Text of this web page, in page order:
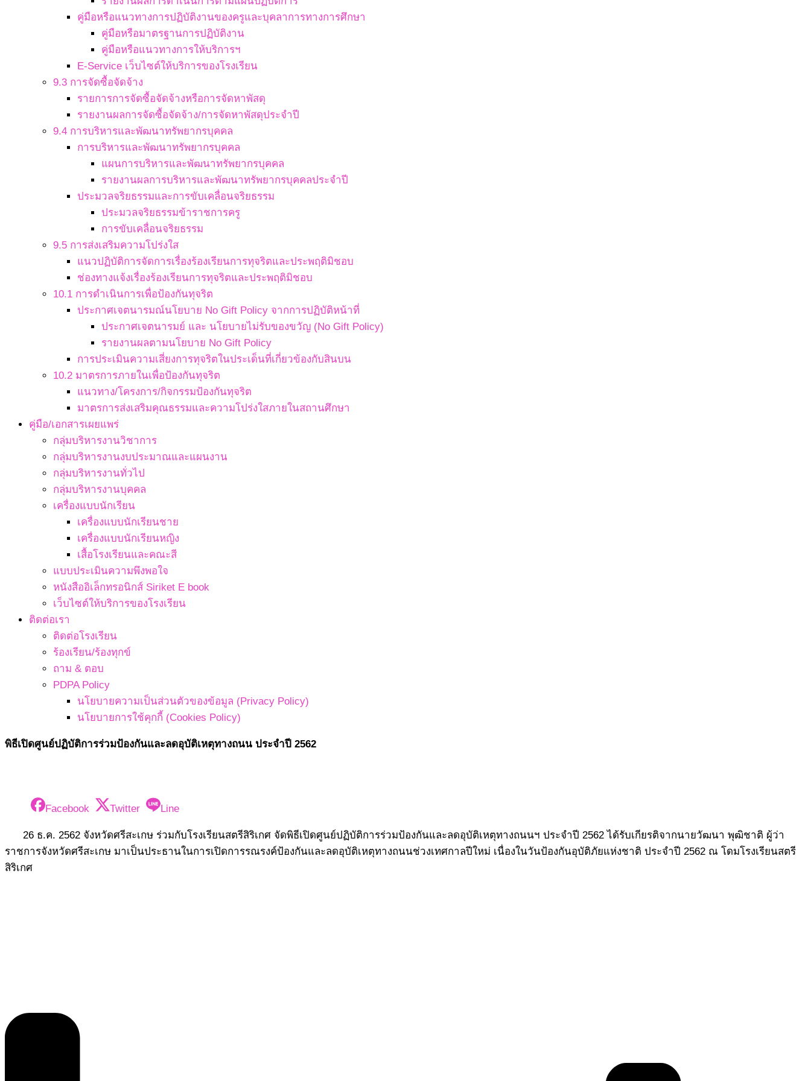
คู่มือหรือแนวทางการปฏิบัติงานของครูและบุคลาการทางการศึกษา
คู่มือหรือมาตรฐานการปฏิบัติงาน
คู่มือหรือแนวทางการให้บริการฯ
E-Service เว็บไซต์ให้บริการของโรงเรียน
9.3 การจัดซื้อจัดจ้าง
รายการการจัดซื้อจัดจ้างหรือการจัดหาพัสดุ
รายงานผลการจัดซื้อจัดจ้าง/การจัดหาพัสดุประจำปี
9.4 การบริหารและพัฒนาทรัพยากรบุคคล
การบริหารและพัฒนาทรัพยากรบุคคล
แผนการบริหารและพัฒนาทรัพยากรบุคคล
รายงานผลการบริหารและพัฒนาทรัพยากรบุคคลประจำปี
ประมวลจริยธรรมและการขับเคลื่อนจริยธรรม
ประมวลจริยธรรมข้าราชการครู
การขับเคลื่อนจริยธรรม
9.5 การส่งเสริมความโปร่งใส
แนวปฏิบัติการจัดการเรื่องร้องเรียนการทุจริตและประพฤติมิชอบ
ช่องทางแจ้งเรื่องร้องเรียนการทุจริตและประพฤติมิชอบ
10.1 การดำเนินการเพื่อป้องกันทุจริต
ประกาศเจตนารมณ์นโยบาย No Gift Policy จากการปฏิบัติหน้าที่
ประกาศเจตนารมย์ และ นโยบายไม่รับของขวัญ (No Gift Policy)
รายงานผลตามนโยบาย No Gift Policy
การประเมินความเสี่ยงการทุจริตในประเด็นที่เกี่ยวข้องกับสินบน
10.2 มาตรการภายในเพื่อป้องกันทุจริต
แนวทาง/โครงการ/กิจกรรมป้องกันทุจริต
มาตรการส่งเสริมคุณธรรมและความโปร่งใสภายในสถานศึกษา
คู่มือ/เอกสารเผยแพร่
กลุ่มบริหารงานวิชาการ
กลุ่มบริหารงานงบประมาณและแผนงาน
กลุ่มบริหารงานทั่วไป
กลุ่มบริหารงานบุคคล
เครื่องแบบนักเรียน
เครื่องแบบนักเรียนชาย
เครื่องแบบนักเรียนหญิง
เสื้อโรงเรียนและคณะสี
แบบประเมินความพึงพอใจ
หนังสืออิเล็กทรอนิกส์ Siriket E book
เว็บไซต์ให้บริการของโรงเรียน
ติดต่อเรา
ติดต่อโรงเรียน
ร้องเรียน/ร้องทุกข์
ถาม & ตอบ
PDPA Policy
นโยบายความเป็นส่วนตัวของข้อมูล (Privacy Policy)
นโยบายการใช้คุกกี้ (Cookies Policy)
พิธีเปิดศูนย์ปฏิบัติการร่วมป้องกันและลดอุบัติเหตุทางถนน ประจำปี 2562
Facebook Twitter Line
26 ธ.ค. 2562 จังหวัดศรีสะเกษ ร่วมกับโรงเรียนสตรีสิริเกศ จัดพิธีเปิดศูนย์ปฏิบัติการร่วมป้องกันและลดอุบัติเหตุทางถนนฯ ประจำปี 2562 ได้รับเกียรติจากนายวัฒนา พุฒิชาติ ผู้ว่า
ราชการจังหวัดศรีสะเกษ มาเป็นประธานในการเปิดการรณรงค์ป้องกันและลดอุบัติเหตุทางถนนช่วงเทศกาลปีใหม่ เนื่องในวันป้องกันอุบัติภัยแห่งชาติ ประจำปี 2562 ณ โดมโรงเรียนสตรี
สิริเกศ